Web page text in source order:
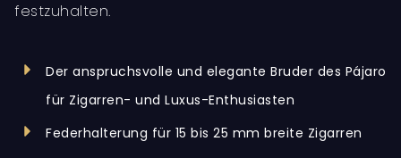
festzuhalten.
Der anspruchsvolle und elegante Bruder des Pájaro
für Zigarren- und Luxus-Enthusiasten
Federhalterung für 15 bis 25 mm breite Zigarren